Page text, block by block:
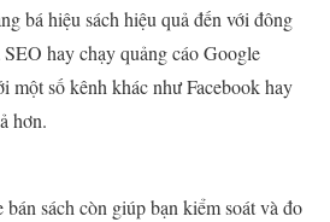
bá hiệu sách hiệu quả đến với đông
hay chạy quảng cáo Google
một số kênh khác như Facebook hay
hơn.
sách còn giúp bạn kiểm soát và đo